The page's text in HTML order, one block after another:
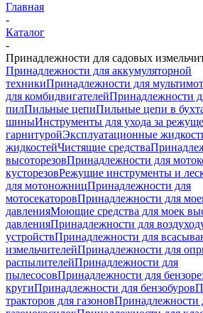
Главная
-
Каталог
-
Принадлежности для садовых
Принадлежности для аккумуляторной
техникиПринадлежности для
для комбидвигателейПринадлежности
пилПильные цепиПильные цепи в
шиныИнструменты для ухода за
гарнитуройЭксплуатационные
жидкостейЧистящие средства
высоторезовПринадлежности для
кусторезовРежущие инструменты и
для мотоножницПринадлежности для
мотосекаторовПринадлежности для
давленияМоющие средства для моек
давленияПринадлежности для
устройствПринадлежности для
измельчителейПринадлежности для
распылителейПринадлежности для
пылесосовПринадлежности для
кругиПринадлежности для бензобуров
тракторов для газоновПринадлежности